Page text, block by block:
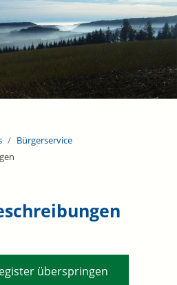
Bürgerservice
überspringen